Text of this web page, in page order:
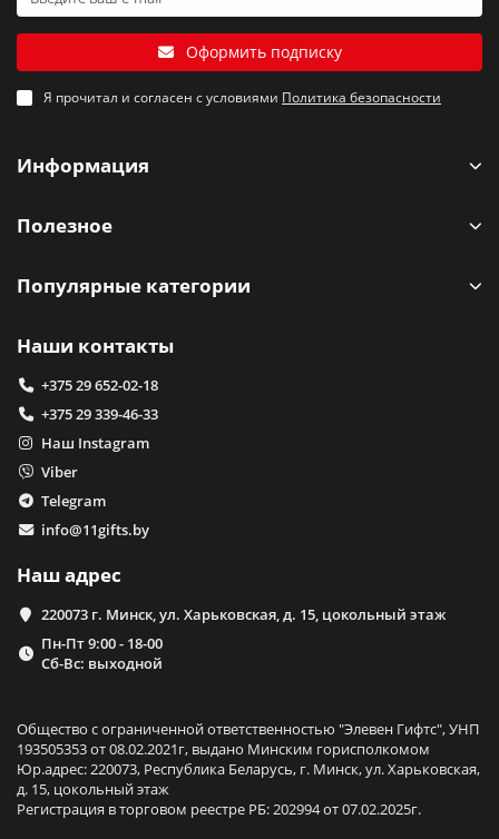
Оформить подписку
Я прочитал и согласен с условиями Политика безопасности
Информация
Полезное
Популярные категории
Наши контакты
+375 29 652-02-18
+375 29 339-46-33
Наш Instagram
Viber
Telegram
info@11gifts.by
Наш адрес
220073 г. Минск, ул. Харьковская, д. 15, цокольный этаж
Пн-Пт 9:00 - 18-00
Сб-Вс: выходной
Общество с ограниченной ответственностью "Элевен Гифтс", УНП
193505353 от 08.02.2021г, выдано Минским горисполкомом
Юр.адрес: 220073, Республика Беларусь, г. Минск, ул. Харьковская,
д. 15, цокольный этаж
Регистрация в торговом реестре РБ: 202994 от 07.02.2025г.